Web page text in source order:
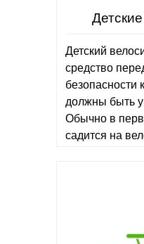
Детский
средство
безопасности
должны быть
Обычно в
садится на